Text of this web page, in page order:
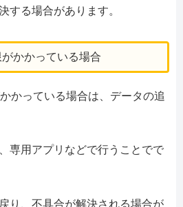
する場合があります。
かかっている場合
かっている場合は、データの追
専用アプリなどで行うことでで
り、不具合が解決される場合が